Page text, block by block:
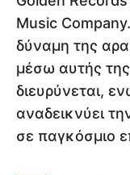
Music
δύναμη της
μέσω αυτής
διευρύνεται,
αναδεικνύει
σε παγκόσμιο